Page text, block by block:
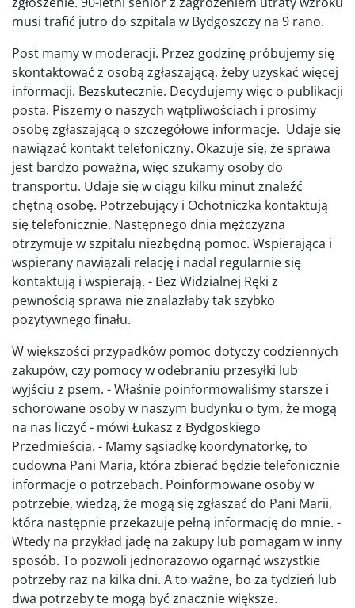
musi trafić jutro do szpitala w Bydgoszczy na 9 rano.
Post mamy w moderacji. Przez godzinę próbujemy się
skontaktować z osobą zgłaszającą, żeby uzyskać więcej
informacji. Bezskutecznie. Decydujemy więc o publikacji
posta. Piszemy o naszych wątpliwościach i prosimy
osobę zgłaszającą o szczegółowe informacje. Udaje się
nawiązać kontakt telefoniczny. Okazuje się, że sprawa
jest bardzo poważna, więc szukamy osoby do
transportu. Udaje się w ciągu kilku minut znaleźć
chętną osobę. Potrzebujący i Ochotniczka kontaktują
się telefonicznie. Następnego dnia mężczyzna
otrzymuje w szpitalu niezbędną pomoc. Wspierająca i
wspierany nawiązali relację i nadal regularnie się
kontaktują i wspierają. - Bez Widzialnej Ręki z
pewnością sprawa nie znalazłaby tak szybko
pozytywnego finału.
W większości przypadków pomoc dotyczy codziennych
zakupów, czy pomocy w odebraniu przesyłki lub
wyjściu z psem. - Właśnie poinformowaliśmy starsze i
schorowane osoby w naszym budynku o tym, że mogą
na nas liczyć - mówi Łukasz z Bydgoskiego
Przedmieścia. - Mamy sąsiadkę koordynatorkę, to
cudowna Pani Maria, która zbierać będzie telefonicznie
informacje o potrzebach. Poinformowane osoby w
potrzebie, wiedzą, że mogą się zgłaszać do Pani Marii,
która następnie przekazuje pełną informację do mnie. -
Wtedy na przykład jadę na zakupy lub pomagam w inny
sposób. To pozwoli jednorazowo ogarnąć wszystkie
potrzeby raz na kilka dni. A to ważne, bo za tydzień lub
dwa potrzeby te mogą być znacznie większe.